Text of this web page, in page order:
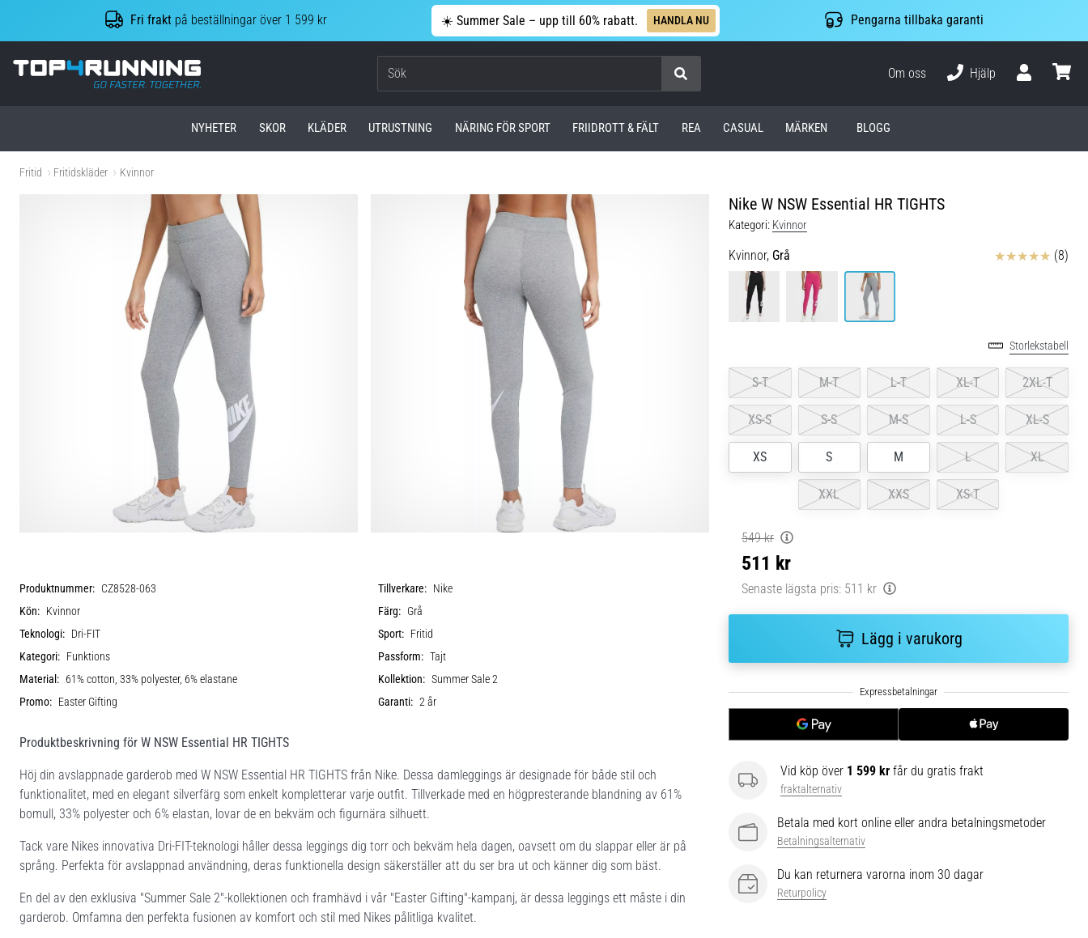
Fri frakt på beställningar över 1 599 kr ☀️ Summer Sale – upp till 60% rabatt. HANDLA NU Pengarna tillbaka garanti
Top4Running.se
Om oss
Hjälp
NYHETER SKOR KLÄDER UTRUSTNING NÄRING FÖR SPORT FRIIDROTT & FÄLT REA CASUAL MÄRKEN BLOGG
Fritid Fritidskläder Kvinnor
Nike W NSW Essential HR TIGHTS
Kategori: Kvinnor
Kvinnor, Grå Recensioner (8)
Storlekstabell
S-T M-T L-T XL-T 2XL-T
XS-S S-S M-S L-S XL-S
XS S M L XL
XXL XXS XS-T
549 kr
511 kr
Senaste lägsta pris: 511 kr
Lägg i varukorg
Vid köp över 1 599 kr får du gratis frakt
fraktalternativ
Betala med kort online eller andra betalningsmetoder
Betalningsalternativ
Du kan returnera varorna inom 30 dagar
Returpolicy
Produktnummer: CZ8528-063 Tillverkare: Nike
Kön: Kvinnor Färg: Grå
Teknologi: Dri-FIT Sport: Fritid
Kategori: Funktions Passform: Tajt
Material: 61% cotton, 33% polyester, 6% elastane Kollektion: Summer Sale 2
Promo: Easter Gifting Garanti: 2 år
Produktbeskrivning för W NSW Essential HR TIGHTS
Höj din avslappnade garderob med W NSW Essential HR TIGHTS från Nike. Dessa damleggings är designade för både stil och
funktionalitet, med en elegant silverfärg som enkelt kompletterar varje outfit. Tillverkade med en högpresterande blandning av 61%
bomull, 33% polyester och 6% elastan, lovar de en bekväm och figurnära silhuett.
Tack vare Nikes innovativa Dri-FIT-teknologi håller dessa leggings dig torr och bekväm hela dagen, oavsett om du slappar eller är på
språng. Perfekta för avslappnad användning, deras funktionella design säkerställer att du ser bra ut och känner dig som bäst.
En del av den exklusiva "Summer Sale 2"-kollektionen och framhävd i vår "Easter Gifting"-kampanj, är dessa leggings ett måste i din
garderob. Omfamna den perfekta fusionen av komfort och stil med Nikes pålitliga kvalitet.